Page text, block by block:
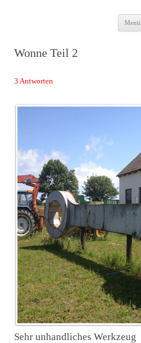
Das Neuste von JWD
Menü
Wonne Teil 2
3 Antworten
Sehr unhandliches Werkzeug